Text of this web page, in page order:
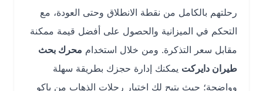
رحلتهم بالكامل من نقطة الانطلاق وحتى العودة، مع
التحكم في الميزانية والحصول على أفضل قيمة ممكنة
مقابل سعر التذكرة. ومن خلال استخداممحرك بحث
طيران دايركتيمكنك إدارة حجزك بطريقة سهلة
وواضحة؛ حيث يتيح لك اختيار رحلات الذهاب من باكو